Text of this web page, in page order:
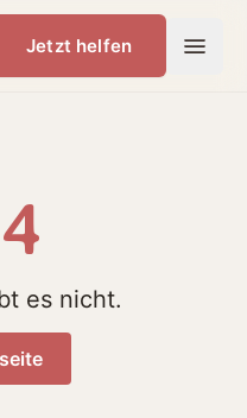
Jetzt helfen
es nicht.